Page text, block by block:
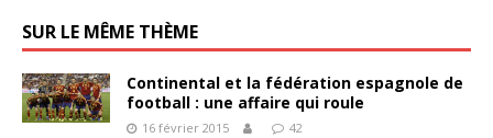
SUR LE MÊME THÈME
Continental et la fédération espagnole de
football : une affaire qui roule
16 février 2015 42